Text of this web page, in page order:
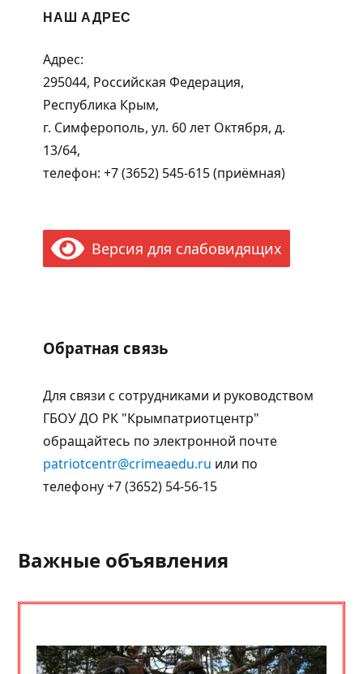
НАШ АДРЕС
Адрес:
295044, Российская Федерация,
Республика Крым,
г. Симферополь, ул. 60 лет Октября, д.
13/64,
телефон: +7 (3652) 545-615 (приёмная)
Версия для слабовидящих
Обратная связь
Для связи с сотрудниками и руководством
ГБОУ ДО РК "Крымпатриотцентр"
обращайтесь по электронной почте
patriotcentr@crimeaedu.ru или по
телефону +7 (3652) 54-56-15
Важные объявления